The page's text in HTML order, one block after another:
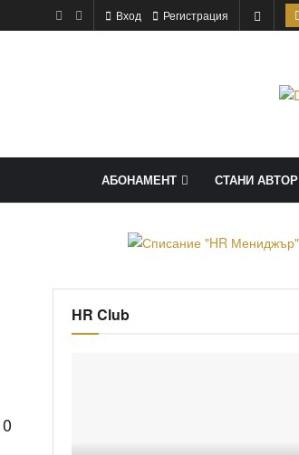
Вход Регистрация
АБОНАМЕНТ СТАНИ АВТОР
0
HR Club